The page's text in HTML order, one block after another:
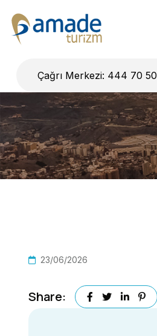
Çağrı Merkezi: 444 70 50
23/06/2026
Share: